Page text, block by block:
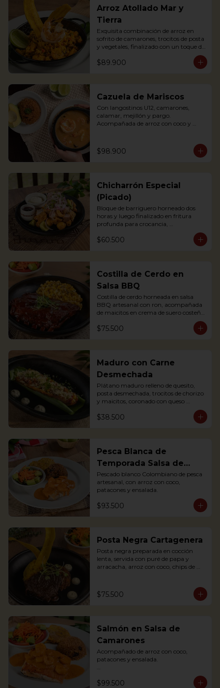
Arroz Atollado Mar y
Tierra
Exquisita combinación de arroz en
sofrito de camarones, trocitos de posta
y vegetales, finalizado con un toque de
leche de coco, cilantro y langostino a la
parrilla.
of coconut milk, coriander and grilled
prawns.
$89.900
Cazuela de Mariscos
Con langostinos U12, camarones,
calamar, mejillón y pargo.
Acompañada de arroz con coco y
Seafood soup containing Shrimp,
mussels, fish and other crustaceans.
$98.900
Chicharrón Especial
(Picado)
Bloque de barriguero horneado dos
horas y luego finalizado en fritura
profunda para crocancia,
cebolla acevichada y reducción de
crunchiness, accompanied by creole
potatoes, onion and agras reduction.
$60.500
Costilla de Cerdo en
Salsa BBQ
Costilla de cerdo horneada en salsa
BBQ artesanal con ron, acompañada
de maicitos en crema de suero costeño
Soft Ribs with rum BBQ sauce, served
$75.500
Maduro con Carne
Desmechada
Plátano maduro relleno de quesito,
posta desmechada, trocitos de chorizo
y maicitos, coronado con queso
$38.500
Pesca Blanca de
Temporada Salsa de
Camarones
Pescado blanco Colombiano de pesca
artesanal, con arroz con coco,
patacones y ensalada.
$93.500
Posta Negra Cartagenera
Posta negra preparada en cocción
lenta, servida con puré de papa y
arracacha, arroz con coco, chips de
served with mashed potatoes and
arracacha, rice with coconut, plantain
$75.500
Salmón en Salsa de
Camarones
Acompañado de arroz con coco,
patacones y ensalada.
Nota: la salsa de este plato cambió a la
de la foto, de tener crema de leche a
$99.500